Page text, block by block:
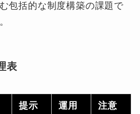
包括的な制度構築の課題で
表
提示
運用
注意